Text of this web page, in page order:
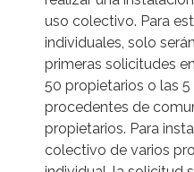
uso colectivo. Para
individuales, solo
primeras solicitudes
50 propietarios o las
procedentes de
propietarios. Para
colectivo de varios